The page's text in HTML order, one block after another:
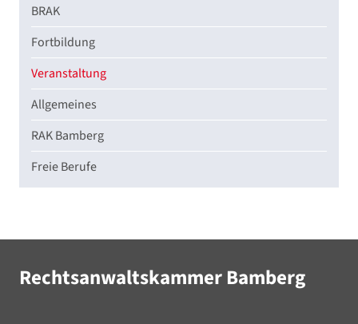
BRAK
Fortbildung
Veranstaltung
Allgemeines
RAK Bamberg
Freie Berufe
Rechtsanwaltskammer Bamberg